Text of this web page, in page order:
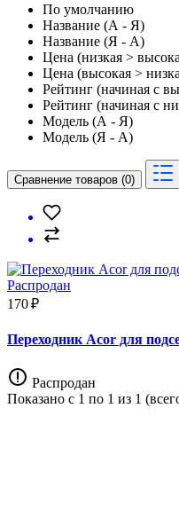
По умолчанию
Название (А - Я)
Название (Я - А)
Цена (низкая >
Цена (высокая >
Рейтинг (начиная с
Рейтинг (начиная с
Модель (А - Я)
Модель (Я - А)
Сравнение товаров (0)
Распродан
170 ₽
Переходник Acor для
Распродан
Показано с 1 по 1 из 1